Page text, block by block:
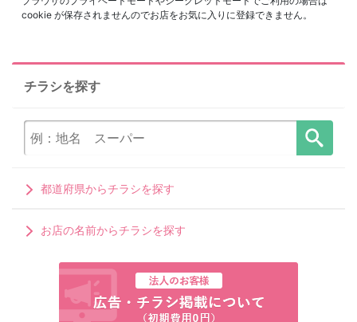
cookie が保存されませんのでお店をお気に入りに登録できません。
チラシを探す
都道府県からチラシを探す
お店の名前からチラシを探す